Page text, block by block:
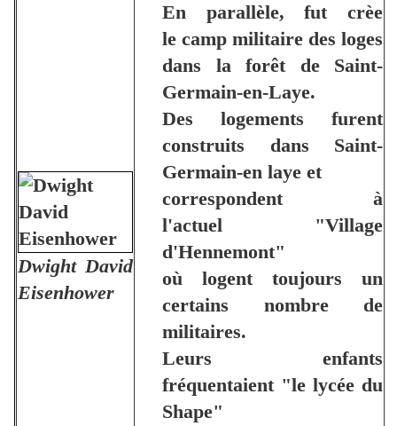
Dwight David
Eisenhower
En parallèle, fut crèe
le camp militaire des loges
dans la forêt de Saint-
Germain-en-Laye.
Des logements furent
construits dans Saint-
Germain-en laye et
correspondent à
l'actuel "Village
d'Hennemont"
où logent toujours un
certains nombre de
militaires.
Leurs enfants
fréquentaient "le lycée du
Shape"